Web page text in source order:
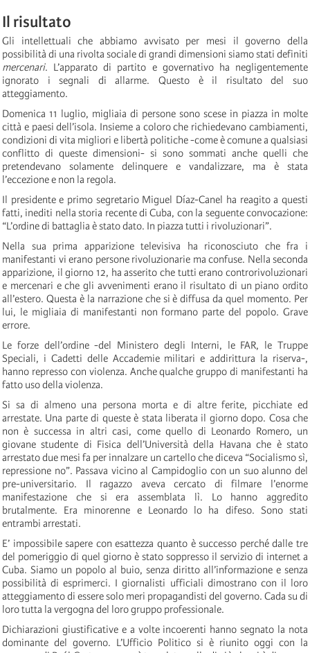
Il risultato
Gli intellettuali che abbiamo avvisato per mesi il governo della
possibilità di una rivolta sociale di grandi dimensioni siamo stati definiti
mercenari. L’apparato di partito e governativo ha negligentemente
ignorato i segnali di allarme. Questo è il risultato del suo
atteggiamento.
Domenica 11 luglio, migliaia di persone sono scese in piazza in molte
città e paesi dell’isola. Insieme a coloro che richiedevano cambiamenti,
condizioni di vita migliori e libertà politiche -come è comune a qualsiasi
conflitto di queste dimensioni- si sono sommati anche quelli che
pretendevano solamente delinquere e vandalizzare, ma è stata
l’eccezione e non la regola.
Il presidente e primo segretario Miguel Díaz-Canel ha reagito a questi
fatti, inediti nella storia recente di Cuba, con la seguente convocazione:
“L’ordine di battaglia è stato dato. In piazza tutti i rivoluzionari”.
Nella sua prima apparizione televisiva ha riconosciuto che fra i
manifestanti vi erano persone rivoluzionarie ma confuse. Nella seconda
apparizione, il giorno 12, ha asserito che tutti erano controrivoluzionari
e mercenari e che gli avvenimenti erano il risultato di un piano ordito
all’estero. Questa è la narrazione che si è diffusa da quel momento. Per
lui, le migliaia di manifestanti non formano parte del popolo. Grave
errore.
Le forze dell’ordine -del Ministero degli Interni, le FAR, le Truppe
Speciali, i Cadetti delle Accademie militari e addirittura la riserva-,
hanno represso con violenza. Anche qualche gruppo di manifestanti ha
fatto uso della violenza.
Si sa di almeno una persona morta e di altre ferite, picchiate ed
arrestate. Una parte di queste è stata liberata il giorno dopo. Cosa che
non è successa in altri casi, come quello di Leonardo Romero, un
giovane studente di Fisica dell’Università della Havana che è stato
arrestato due mesi fa per innalzare un cartello che diceva “Socialismo sì,
repressione no”. Passava vicino al Campidoglio con un suo alunno del
pre-universitario. Il ragazzo aveva cercato di filmare l’enorme
manifestazione che si era assemblata lì. Lo hanno aggredito
brutalmente. Era minorenne e Leonardo lo ha difeso. Sono stati
entrambi arrestati.
E’ impossibile sapere con esattezza quanto è successo perché dalle tre
del pomeriggio di quel giorno è stato soppresso il servizio di internet a
Cuba. Siamo un popolo al buio, senza diritto all’informazione e senza
possibilità di esprimerci. I giornalisti ufficiali dimostrano con il loro
atteggiamento di essere solo meri propagandisti del governo. Cada su di
loro tutta la vergogna del loro gruppo professionale.
Dichiarazioni giustificative e a volte incoerenti hanno segnato la nota
dominante del governo. L’Ufficio Politico si è riunito oggi con la